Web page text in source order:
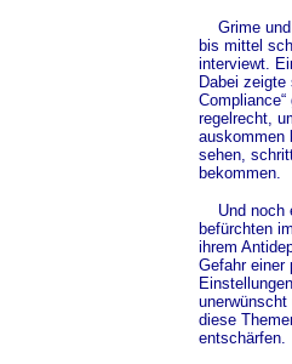
Grime und
bis mittel
interviewt.
Dabei
regelrecht,
auskommen
sehen,
bekommen.
Und noch
befürchten
ihrem
Gefahr einer
diese
entschärfen.